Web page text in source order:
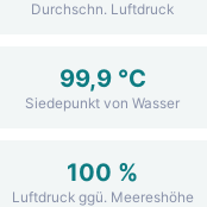
Durchschn. Luftdruck
99,9 °C
Siedepunkt von Wasser
100 %
Luftdruck ggü. Meereshöhe